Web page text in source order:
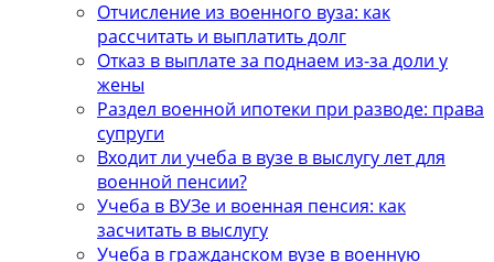
Отчисление из военного вуза: как
рассчитать и выплатить долг
Отказ в выплате за поднаем из-за доли у
жены
Раздел военной ипотеки при разводе: права
супруги
Входит ли учеба в вузе в выслугу лет для
военной пенсии?
Учеба в ВУЗе и военная пенсия: как
засчитать в выслугу
Учеба в гражданском вузе в военную